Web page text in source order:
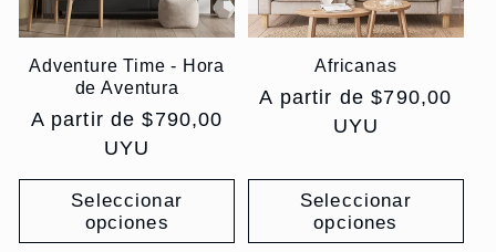
Adventure Time - Hora
de Aventura
Precio
A partir de $790,00
UYU
Seleccionar
opciones
Africanas
Precio
A partir de $790,00
UYU
Seleccionar
opciones